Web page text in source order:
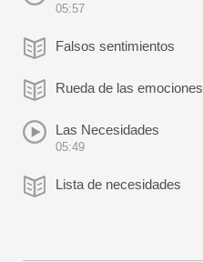
05:57
Falsos sentimientos
Rueda de las emociones
Las Necesidades
05:49
Lista de necesidades